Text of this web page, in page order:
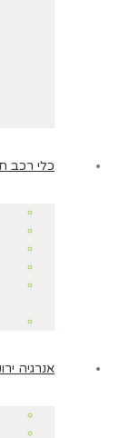
כלי רכב
אנרגיה